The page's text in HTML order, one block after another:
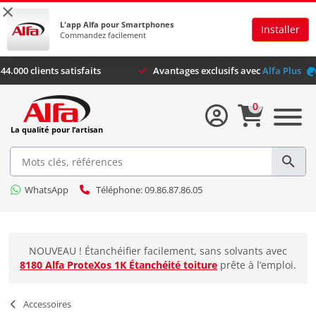
×
L'app Alfa pour Smartphones
Commandez facilement
Installer
Plus de 44.000 clients satisfaits Avantages exclusifs avec
La qualité pour l’artisan
WhatsApp Téléphone: 09.86.87.86.05
0
NOUVEAU ! Étanchéifier facilement, sans solvants avec
8180 Alfa ProteXos 1K Étanchéité toiture prête à l’emploi.
Accessoires